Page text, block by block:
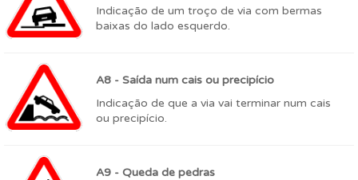
Indicação de um troço de via com bermas
baixas do lado esquerdo.
A8 - Saída num cais ou precipício
Indicação de que a via vai terminar num cais
ou precipício.
A9 - Queda de pedras